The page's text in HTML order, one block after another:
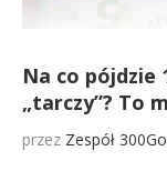
Na co pójdzie
„tarczy”? To
przez Zespół